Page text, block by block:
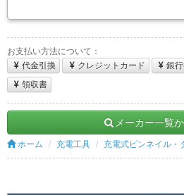
お支払い方法について：
代金引換
クレジットカード 銀
領収書
メーカー一覧
ホーム 充電工具 充電式ピンネイル・